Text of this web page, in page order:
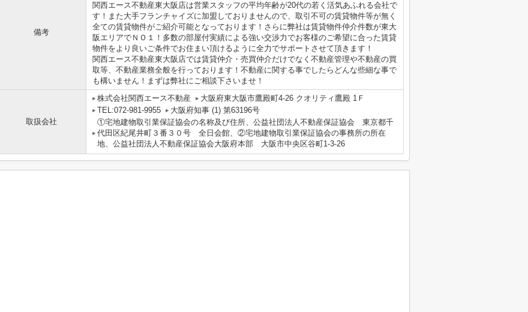
備考
関西エース不動産東大阪店は営業スタッフの平均年齢が20代の若く活気あふれる会社で
す！また大手フランチャイズに加盟しておりませんので、取引不可の賃貸物件等が無く
全ての賃貸物件がご紹介可能となっております！さらに弊社は賃貸物件仲介件数が東大
阪エリアでＮＯ１！多数の部屋付実績による強い交渉力でお客様のご希望に合った賃貸
物件をより良いご条件でお住まい頂けるように全力でサポートさせて頂きます！
関西エース不動産東大阪店では賃貸仲介・売買仲介だけでなく不動産管理や不動産の買
取等、不動産業務全般を行っております！不動産に関する事でしたらどんな些細な事で
も構いません！まずは弊社にご相談下さいませ！
取扱会社
株式会社関西エース不動産
大阪府東大阪市鷹殿町4-26 クオリティ鷹殿 1Ｆ
TEL:072-981-9955
大阪府知事 (1) 第63196号
①宅地建物取引業保証協会の名称及び住所、公益社団法人不動産保証協会 東京都千
代田区紀尾井町３番３０号 全日会館、②宅地建物取引業保証協会の事務所の所在
地、公益社団法人不動産保証協会大阪府本部 大阪市中央区谷町1-3-26